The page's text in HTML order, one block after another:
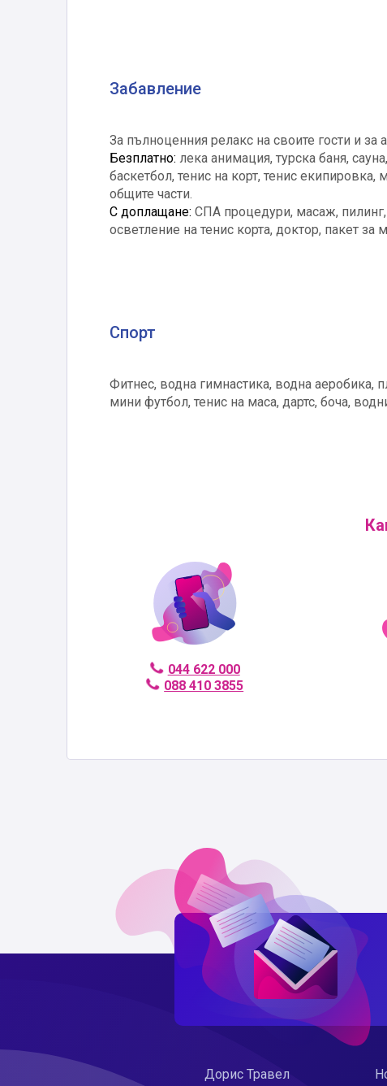
Забавление
За пълноценния релакс на своите гости и за
Безплатно: лека анимация, турска баня,
баскетбол, тенис на корт, тенис
общите части.
С доплащане: СПА процедури, масаж,
осветление на тенис корта, доктор, пакет
Спорт
Фитнес, водна гимнастика, водна аеробика,
мини футбол, тенис на маса, дартс, боча,
044 622 000
088 410 3855
Дорис Травел